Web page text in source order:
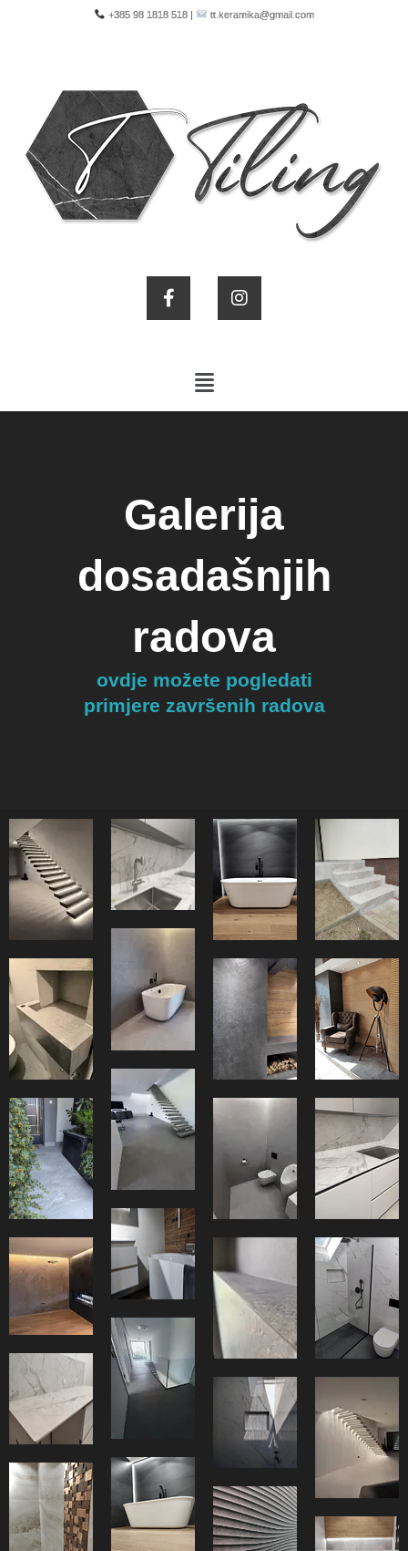
ㅤ tt.keramika@gmail.com
Galerija
dosadašnjih
radova
ovdje možete pogledati
primjere završenih radova